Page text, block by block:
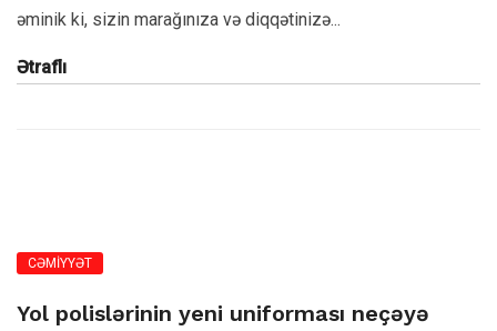
əminik ki, sizin marağınıza və diqqətinizə...
Ətraflı
CƏMİYYƏT
Yol polislərinin yeni uniforması neçəyə